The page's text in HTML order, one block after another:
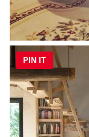
PIN IT